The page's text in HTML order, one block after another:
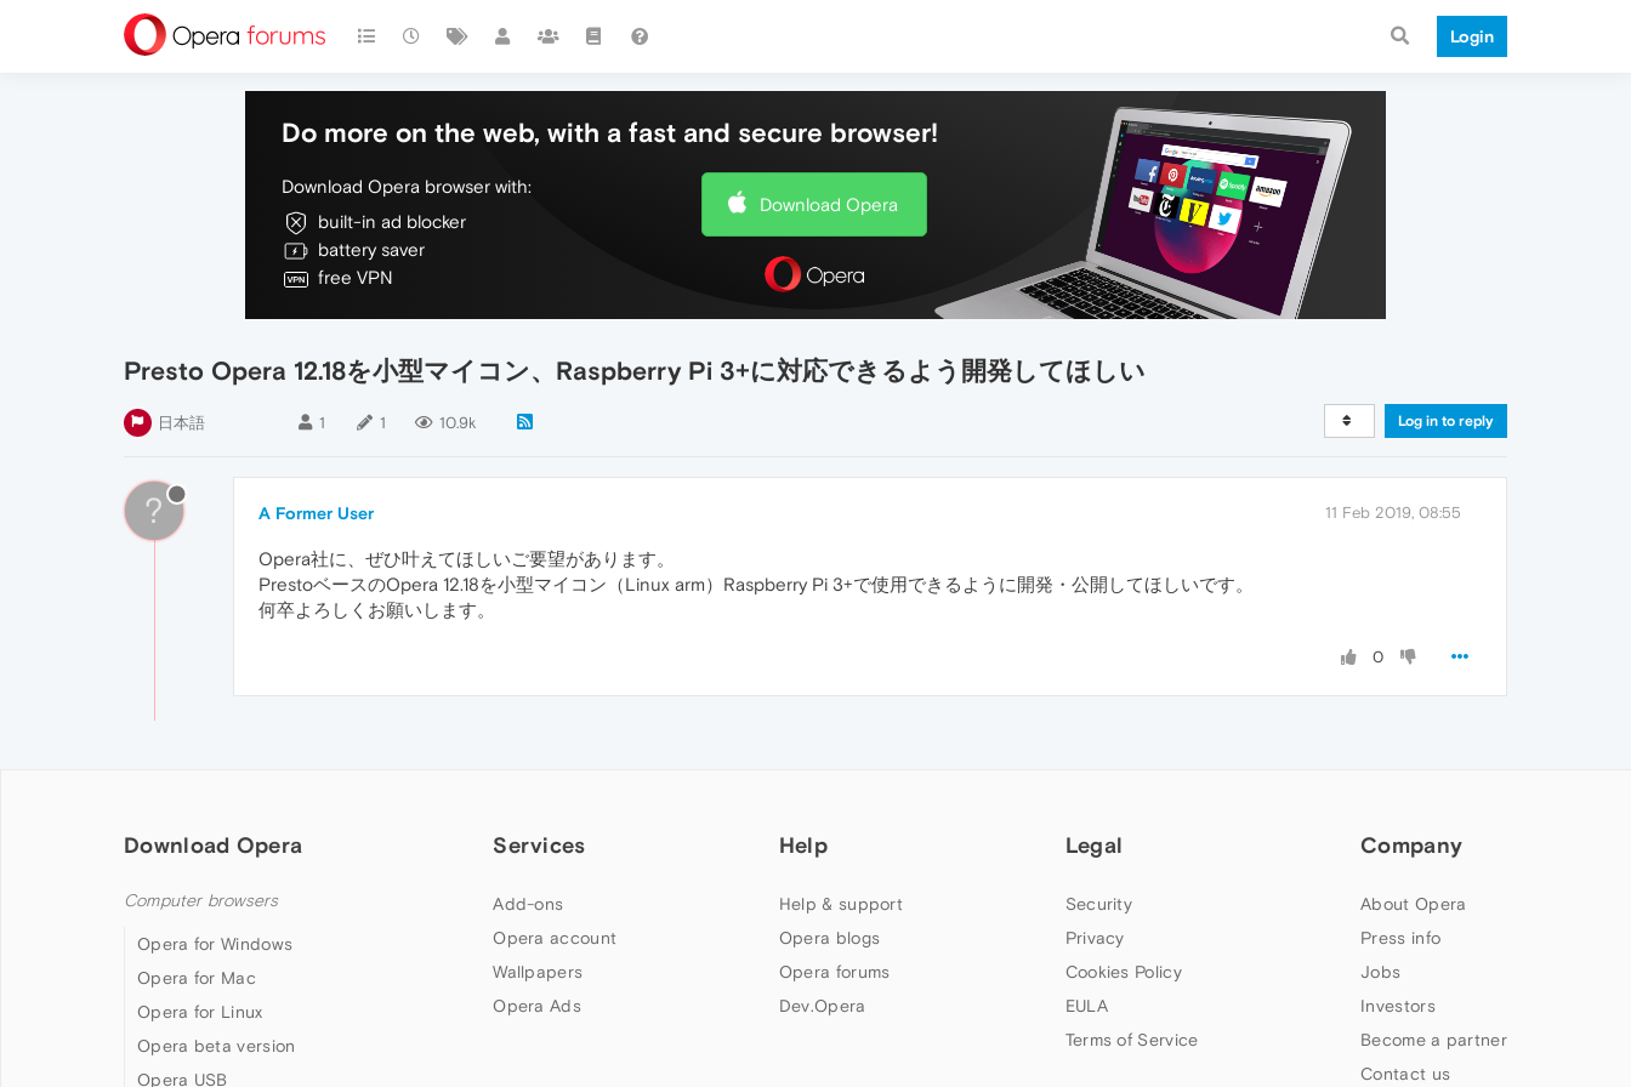
Login
Do more on the web, with a fast and secure browser!
Download Opera browser with:
built-in ad blocker
battery saver
free VPN
Download Opera
Presto Opera 12.18を小型マイコン、Raspberry Pi 3+に対応できるよう開発してほしい
日本語 1 1 10.9k Log in to reply
? A Former User 11 Feb 2019, 08:55
Opera社に、ぜひ叶えてほしいご要望があります。
PrestoベースのOpera 12.18を小型マイコン（Linux arm）Raspberry Pi 3+で使用できるように開発・公開してほしいです。
何卒よろしくお願いします。
0
Download Opera
Computer browsers
Opera for Windows
Opera for Mac
Opera for Linux
Opera beta version
Opera USB
Services
Add-ons
Opera account
Wallpapers
Opera Ads
Help
Help & support
Opera blogs
Opera forums
Dev.Opera
Legal
Security
Privacy
Cookies Policy
EULA
Terms of Service
Company
About Opera
Press info
Jobs
Investors
Become a partner
Contact us